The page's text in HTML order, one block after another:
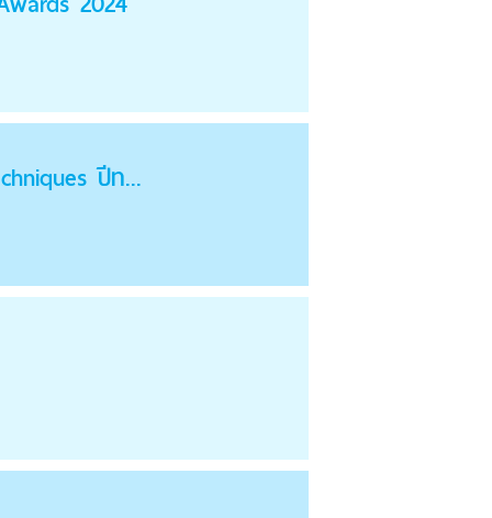
ปีท...